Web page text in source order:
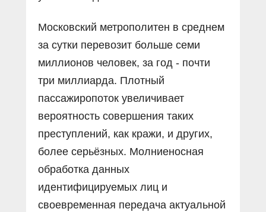
Московский метрополитен в среднем
за сутки перевозит больше семи
миллионов человек, за год - почти
три миллиарда. Плотный
пассажиропоток увеличивает
вероятность совершения таких
преступлений, как кражи, и других,
более серьёзных. Молниеносная
обработка данных
идентифицируемых лиц и
своевременная передача актуальной